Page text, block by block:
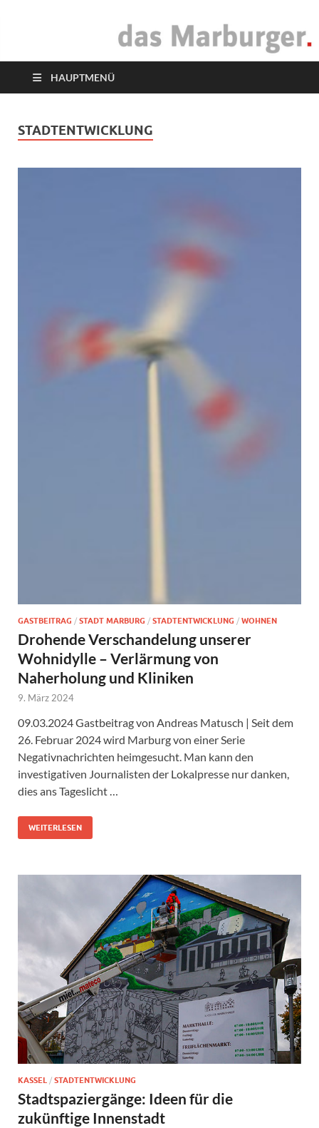
das Marburger.
HAUPTMENÜ
STADTENTWICKLUNG
GASTBEITRAG / STADT MARBURG / STADTENTWICKLUNG / WOHNEN
Drohende Verschandelung unserer
Wohnidylle – Verlärmung von
Naherholung und Kliniken
9. März 2024
09.03.2024 Gastbeitrag von Andreas Matusch | Seit dem
26. Februar 2024 wird Marburg von einer Serie
Negativnachrichten heimgesucht. Man kann den
investigativen Journalisten der Lokalpresse nur danken,
dies ans Tageslicht …
WEITERLESEN
KASSEL / STADTENTWICKLUNG
Stadtspaziergänge: Ideen für die
zukünftige Innenstadt